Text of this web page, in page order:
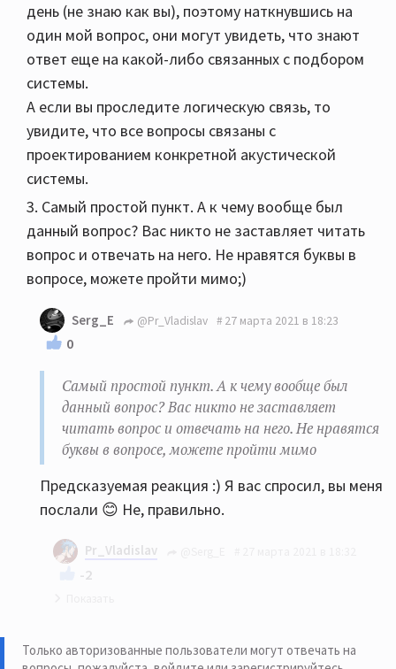
день (не знаю как вы), поэтому наткнувшись на
один мой вопрос, они могут увидеть, что знают
ответ еще на какой-либо связанных с подбором
системы.
А если вы проследите логическую связь, то
увидите, что все вопросы связаны с
проектированием конкретной акустической
системы.
3. Самый простой пункт. А к чему вообще был
данный вопрос? Вас никто не заставляет читать
вопрос и отвечать на него. Не нравятся буквы в
вопросе, можете пройти мимо;)
Serg_E @Pr_Vladislav 27 марта 2021 в 18:23
0
Самый простой пункт. А к чему вообще был
данный вопрос? Вас никто не заставляет
читать вопрос и отвечать на него. Не нравятся
буквы в вопросе, можете пройти мимо
Предсказуемая реакция :) Я вас спросил, вы меня
послали 😊 Не, правильно.
Pr_Vladislav
-2
флудильщик. Если бы вам было просто
Только авторизованные пользователи могут отвечать на